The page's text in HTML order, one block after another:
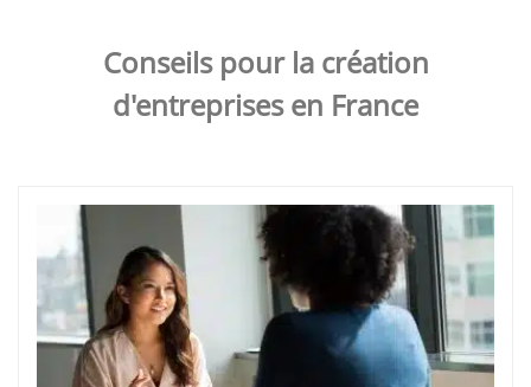
et exercice de
test
Conseils pour la création
d'entreprises en France